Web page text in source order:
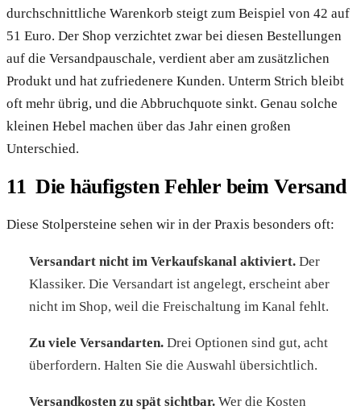
durchschnittliche Warenkorb steigt zum Beispiel von 42 auf
51 Euro. Der Shop verzichtet zwar bei diesen Bestellungen
auf die Versandpauschale, verdient aber am zusätzlichen
Produkt und hat zufriedenere Kunden. Unterm Strich bleibt
oft mehr übrig, und die Abbruchquote sinkt. Genau solche
kleinen Hebel machen über das Jahr einen großen
Unterschied.
Die häufigsten Fehler beim Versand
Diese Stolpersteine sehen wir in der Praxis besonders oft:
Versandart nicht im Verkaufskanal aktiviert. Der
Klassiker. Die Versandart ist angelegt, erscheint aber
nicht im Shop, weil die Freischaltung im Kanal fehlt.
Zu viele Versandarten. Drei Optionen sind gut, acht
überfordern. Halten Sie die Auswahl übersichtlich.
Versandkosten zu spät sichtbar. Wer die Kosten